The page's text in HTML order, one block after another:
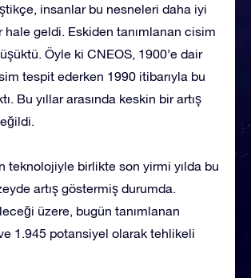
insanlar bu nesneleri daha iyi
hale geldi. Eskiden tanımlanan cisim
Öyle ki CNEOS, 1900’e dair
tespit ederken 1990 itibarıyla bu
Bu yıllar arasında keskin bir artış
teknolojiyle birlikte son yirmi yılda bu
artış göstermiş durumda.
üzere, bugün tanımlanan
1.945 potansiyel olarak tehlikeli